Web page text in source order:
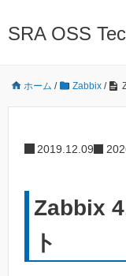
SRA OSS
ホーム / Zabbix /
2019.12.09
Zabbix
ト